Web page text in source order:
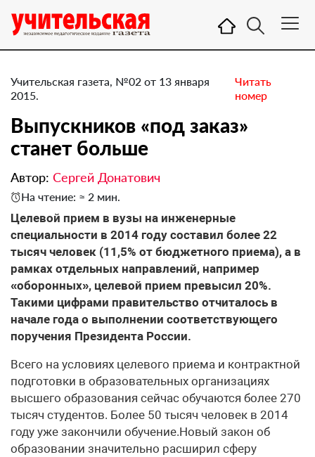
Учительская газета, №02 от 13 января
2015.
Читать
номер
Выпускников «под заказ»
станет больше
Автор: Сергей Донатович
На чтение: ≈ 2 мин.
Целевой прием в вузы на инженерные
специальности в 2014 году составил более 22
тысяч человек (11,5% от бюджетного приема), а в
рамках отдельных направлений, например
«оборонных», целевой прием превысил 20%.
Такими цифрами правительство отчиталось в
начале года о выполнении соответствующего
поручения Президента России.
Всего на условиях целевого приема и контрактной
подготовки в образовательных организациях
высшего образования сейчас обучаются более 270
тысяч студентов. Более 50 тысяч человек в 2014
году уже закончили обучение.Новый закон об
образовании значительно расширил сферу